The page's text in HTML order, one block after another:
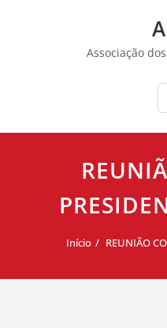
Associação
Início REUNIÃO